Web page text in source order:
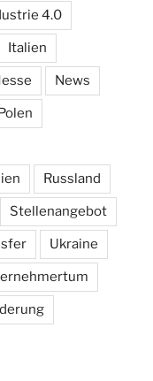
4.0
Italien
News
Russland
Stellenangebot
Ukraine